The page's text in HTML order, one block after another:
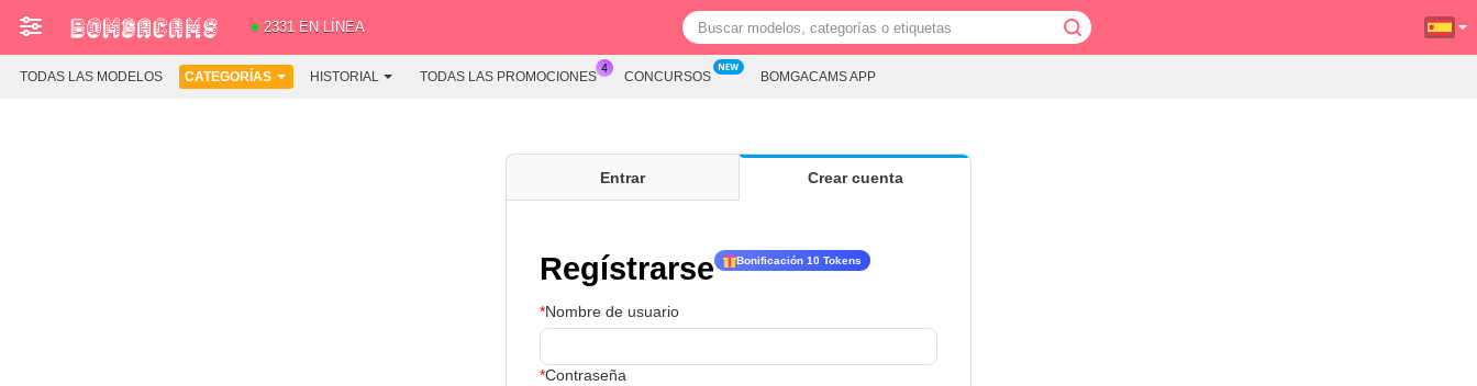
2331 EN LÍNEA
TODAS LAS MODELOS CATEGORÍAS HISTORIAL TODAS LAS PROMOCIONES CONCURSOS BOMGACAMS APP
Entrar Crear cuenta
Regístrarse Bonificación 10 Tokens
Nombre de usuario
Contraseña